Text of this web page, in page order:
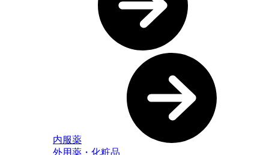
内服薬
外用薬・化粧品